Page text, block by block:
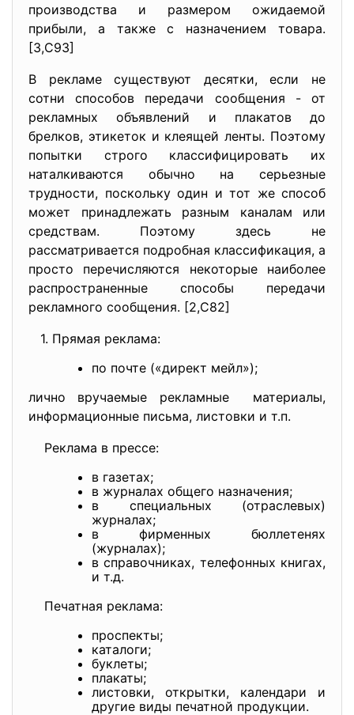
производства и размером ожидаемой
прибыли, а также с назначением товара.
[3,С93]
В рекламе существуют десятки, если не
сотни способов передачи сообщения - от
рекламных объявлений и плакатов до
брелков, этикеток и клеящей ленты. Поэтому
попытки строго классифицировать их
наталкиваются обычно на серьезные
трудности, поскольку один и тот же способ
может принадлежать разным каналам или
средствам. Поэтому здесь не
рассматривается подробная классификация, а
просто перечисляются некоторые наиболее
распространенные способы передачи
рекламного сообщения. [2,С82]
1. Прямая реклама:
по почте («директ мейл»);
лично вручаемые рекламные материалы,
информационные письма, листовки и т.п.
Реклама в прессе:
в газетах;
в журналах общего назначения;
в специальных (отраслевых)
журналах;
в фирменных бюллетенях
(журналах);
в справочниках, телефонных книгах,
и т.д.
Печатная реклама:
проспекты;
каталоги;
буклеты;
плакаты;
листовки, открытки, календари и
другие виды печатной продукции.